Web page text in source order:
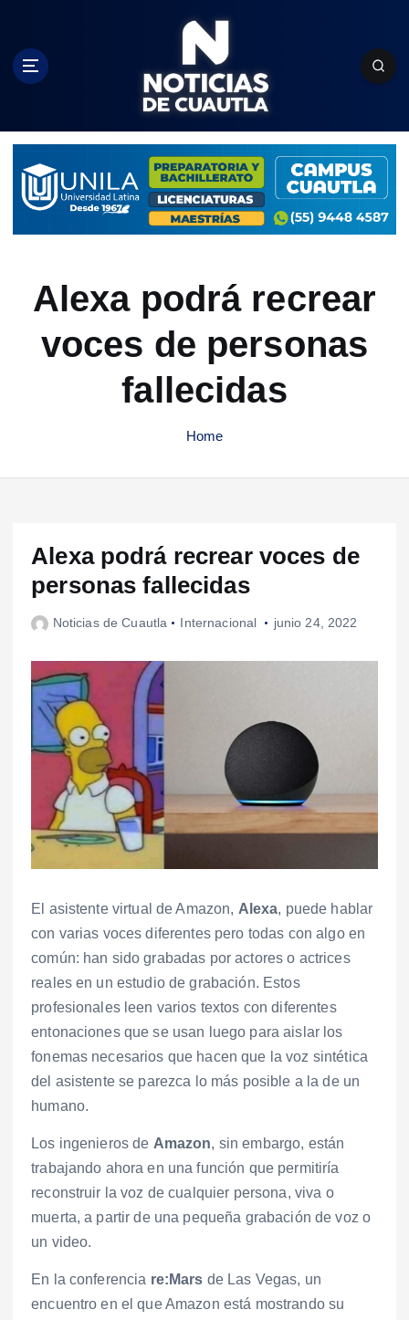
c
Alexa podrá recrear
voces de personas
fallecidas
Home
Alexa podrá recrear voces de
personas fallecidas
Noticias de Cuautla Internacional junio 24, 2022
El asistente virtual de Amazon, Alexa, puede hablar
con varias voces diferentes pero todas con algo en
común: han sido grabadas por actores o actrices
reales en un estudio de grabación. Estos
profesionales leen varios textos con diferentes
entonaciones que se usan luego para aislar los
fonemas necesarios que hacen que la voz sintética
del asistente se parezca lo más posible a la de un
humano.
Los ingenieros de Amazon, sin embargo, están
trabajando ahora en una función que permitiría
reconstruir la voz de cualquier persona, viva o
muerta, a partir de una pequeña grabación de voz o
un video.
En la conferencia re:Mars de Las Vegas, un
encuentro en el que Amazon está mostrando su